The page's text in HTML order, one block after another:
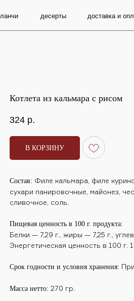
доставка и оплата
десерты
Котлета из кальмара с рисом
324 р.
В КОРЗИНУ
Состав: Филе кальмара, филе
сухари панировочные, майонез,
сливочное, соль.
Пищевая ценность в 100 г. продукта:
Белки — 7,29 г., жиры — 7,25 г.,
Энергетическая ценность в 100 г.
Срок годности и условия хранения:
Масса нетто: 270 гр.